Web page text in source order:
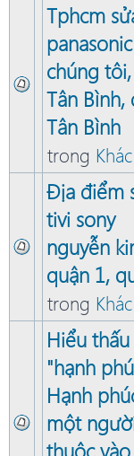
Tphcm
chúng
Tân Bình,
Tân Bình
trong Khác
Ðịa điểm
tivi sony
nguyễn
quận 1,
trong Khác
Hiểu
"hạnh
Hạnh
một
thuộc